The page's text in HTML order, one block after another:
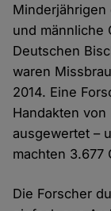
Minderjährigen
und männliche
Deutschen
waren
2014. Eine
Handakten
ausgewertet –
machten 3.677
Die Forscher